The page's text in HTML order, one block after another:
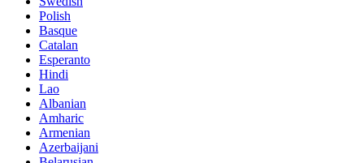
Polish
Basque
Catalan
Esperanto
Hindi
Lao
Albanian
Amharic
Armenian
Azerbaijani